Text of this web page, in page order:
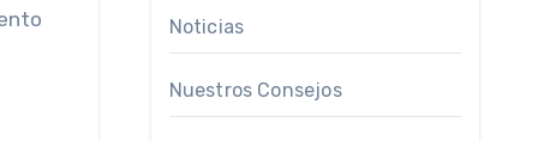
Noticias
Nuestros Consejos